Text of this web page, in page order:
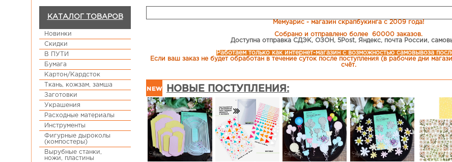
КАТАЛОГ ТОВАРОВ
Новинки
Скидки
В ПУТИ
Бумага
Картон/Кардсток
Ткань, кожзам, замша
Заготовки
Украшения
Расходные материалы
Инструменты
Фигурные дыроколы
(компостеры)
Вырубные станки,
ножи, пластины
Мемуарис - магазин скрапбукинга с 2009 года!
Собрано и отправлено более 60000 заказов.
Доступна отправка СДЭК, ОЗОН, 5Post, Яндекс, почта России,
Работаем только как интернет-магазин c возможностью самовывоза
Если ваш заказ не будет обработан в течение суток после поступления (в рабочие дни
счёт.
НОВЫЕ ПОСТУПЛЕНИЯ: